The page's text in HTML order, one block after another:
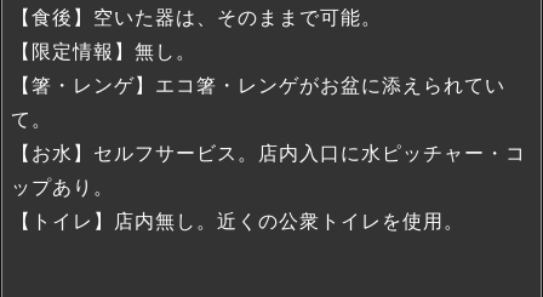
【食後】空いた器は、そのままで可能。
【限定情報】無し。
【箸・レンゲ】エコ箸・レンゲがお盆に添えられてい
て。
【お水】セルフサービス。店内入口に水ピッチャー・コ
ップあり。
【トイレ】店内無し。近くの公衆トイレを使用。